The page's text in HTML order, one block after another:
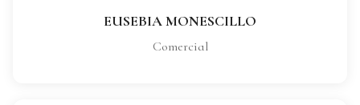
EUSEBIA MONESCILLO
Comercial